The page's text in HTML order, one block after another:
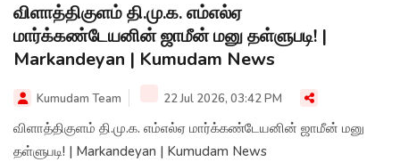
விளாத்திகுளம் தி.மு.க. எம்எல்ஏ
மார்க்கண்டேயனின் ஜாமீன் மனு தள்ளுபடி! |
Markandeyan | Kumudam News
Kumudam Team 22 Jul 2026, 03:42 PM
விளாத்திகுளம் தி.மு.க. எம்எல்ஏ மார்க்கண்டேயனின் ஜாமீன் மனு
தள்ளுபடி! | Markandeyan | Kumudam News